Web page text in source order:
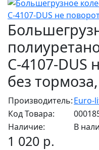
С-4107-DUS
без
Производитель:Euro-
Код Товара:
Наличие:
В
1 020 р.